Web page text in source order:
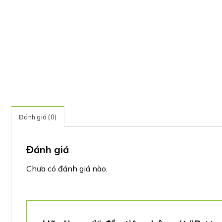
Đánh giá (0)
Đánh giá
Chưa có đánh giá nào.